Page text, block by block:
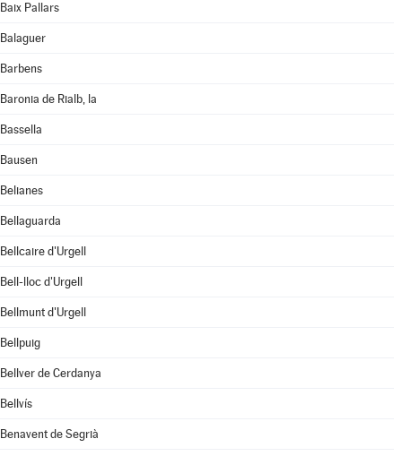
Baix Pallars
Balaguer
Barbens
Baronia de Rialb, la
Bassella
Bausen
Belianes
Bellaguarda
Bellcaire d'Urgell
Bell-lloc d'Urgell
Bellmunt d'Urgell
Bellpuig
Bellver de Cerdanya
Bellvís
Benavent de Segrià